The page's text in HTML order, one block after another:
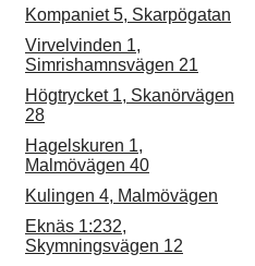
Kompaniet 5, Skarpögatan
Virvelvinden 1,
Simrishamnsvägen 21
Högtrycket 1, Skanörvägen
28
Hagelskuren 1,
Malmövägen 40
Kulingen 4, Malmövägen
Eknäs 1:232,
Skymningsvägen 12